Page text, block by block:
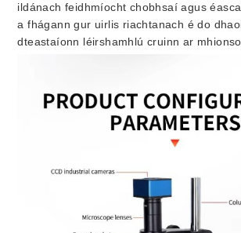
ildánach feidhmíocht chobhsaí agus
a fhágann gur uirlis riachtanach é do
dteastaíonn léirshamhlú cruinn ar